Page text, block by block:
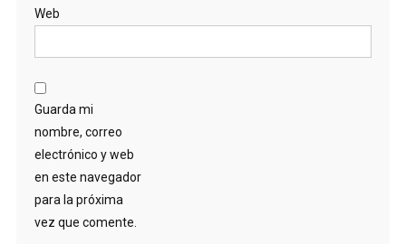
Web
Guarda mi
nombre, correo
electrónico y web
en este navegador
para la próxima
vez que comente.